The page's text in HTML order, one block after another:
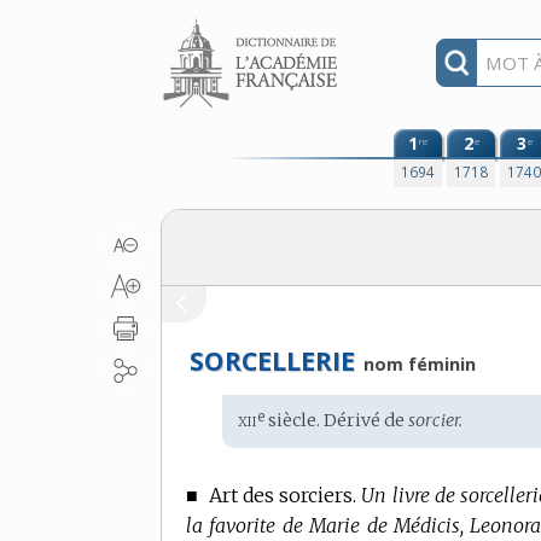
Aller au contenu
1re
1694
2e
1718
3e
1740
SORCELLERIE nom féminin
Étymologie
:
xiie siècle. Dérivé desorcier.
■ Art des sorciers. Un livre de
la favorite de Marie de Médicis,